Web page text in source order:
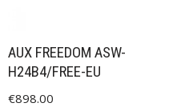
AUX FREEDOM ASW-
H24B4/FREE-EU
€898.00